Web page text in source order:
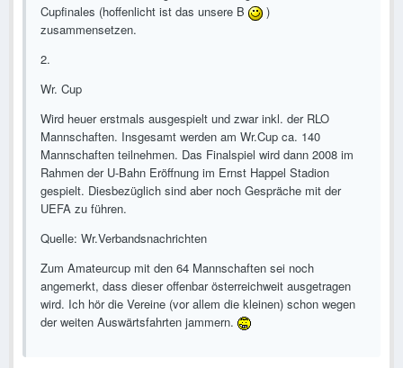
Cupfinales (hoffenlicht ist das unsere B
)
zusammensetzen.
2.
Wr. Cup
Wird heuer erstmals ausgespielt und zwar inkl. der RLO
Mannschaften. Insgesamt werden am Wr.Cup ca. 140
Mannschaften teilnehmen. Das Finalspiel wird dann 2008 im
Rahmen der U-Bahn Eröffnung im Ernst Happel Stadion
gespielt. Diesbezüglich sind aber noch Gespräche mit der
UEFA zu führen.
Quelle: Wr.Verbandsnachrichten
Zum Amateurcup mit den 64 Mannschaften sei noch
angemerkt, dass dieser offenbar österreichweit ausgetragen
wird. Ich hör die Vereine (vor allem die kleinen) schon wegen
der weiten Auswärtsfahrten jammern.